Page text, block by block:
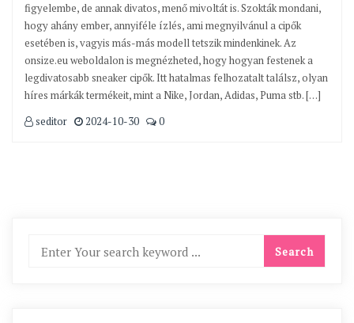
figyelembe, de annak divatos, menő mivoltát is. Szokták mondani,
hogy ahány ember, annyiféle ízlés, ami megnyilvánul a cipők
esetében is, vagyis más-más modell tetszik mindenkinek. Az
onsize.eu weboldalon is megnézheted, hogy hogyan festenek a
legdivatosabb sneaker cipők. Itt hatalmas felhozatalt találsz, olyan
híres márkák termékeit, mint a Nike, Jordan, Adidas, Puma stb. […]
seditor
2024-10-30 0